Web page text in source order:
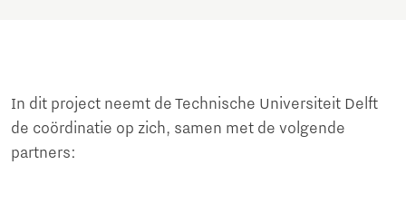
In dit project neemt de Technische Universiteit Delft
de coördinatie op zich, samen met de volgende
partners: